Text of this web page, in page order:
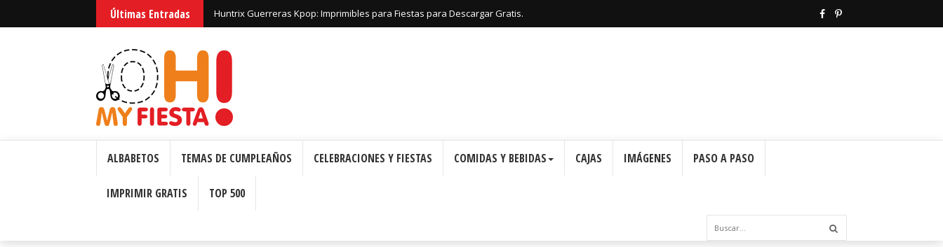
Últimas Entradas Huntrix Guerreras Kpop: Imprimibles para Fiestas para Descargar Gratis.
ALBABETOS TEMAS DE CUMPLEAÑOS CELEBRACIONES Y FIESTAS COMIDAS Y BEBIDAS CAJAS IMÁGENES PASO A PASO
IMPRIMIR GRATIS TOP 500